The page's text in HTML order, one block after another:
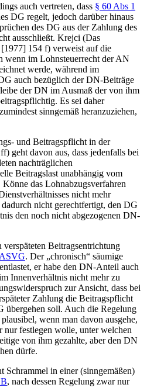
auch vertreten, dass § 60 Abs 1
DG regelt, jedoch darüber hinaus
des DG aus der Zahlung des
ausschließt. Krejci (Das
[1977] 154 f) verweist auf die
wenn im Lohnsteuerrecht der AN
werde, während im
auch bezüglich der DN-Beiträge
der DN im Ausmaß der von ihm
Es sei daher
zumindest sinngemäß heranzuziehen,
und Beitragspflicht in der
geht davon aus, dass jedenfalls bei
nachträglichen
Beitragslast unabhängig vom
das Lohnabzugsverfahren
nicht mehr
nicht gerechtfertigt, den DG
den noch nicht abgezogenen DN-
Beitragsentrichtung
. Der „chronisch“ säumige
er habe den DN-Anteil auch
Innenverhältnis nicht mehr zu
zur Ansicht, dass bei
Zahlung die Beitragspflicht
übergehen soll. Auch die Regelung
wenn man davon ausgehe,
nur festlegen wolle, unter welchen
von ihm gezahlte, aber den DN
dürfe.
Schrammel in einer (sinngemäßen)
, nach dessen Regelung zwar nur